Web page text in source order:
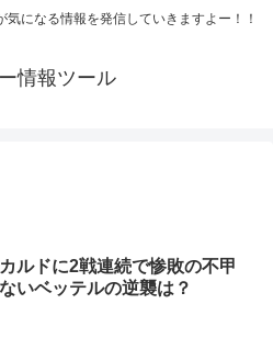
になる情報を発信していきますよー！！
情報ツール
ルドに2戦連続で惨敗の不甲
いベッテルの逆襲は？